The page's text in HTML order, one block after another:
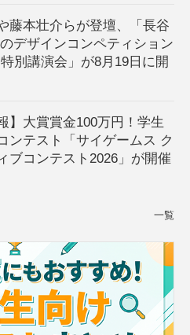
藤本壮介らが登壇、「長谷
デザインコンペティション
別講演会」が8月19日に開
】大賞賞金100万円！学生
ンテスト「サイゲームス ク
ブコンテスト2026」が開催
一覧